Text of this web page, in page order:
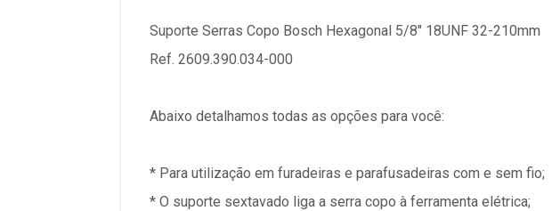
Suporte Serras Copo Bosch Hexagonal 5/8" 18UNF 32-210mm
Ref. 2609.390.034-000
Abaixo detalhamos todas as opções para você:
* Para utilização em furadeiras e parafusadeiras com e sem fio;
* O suporte sextavado liga a serra copo à ferramenta elétrica;